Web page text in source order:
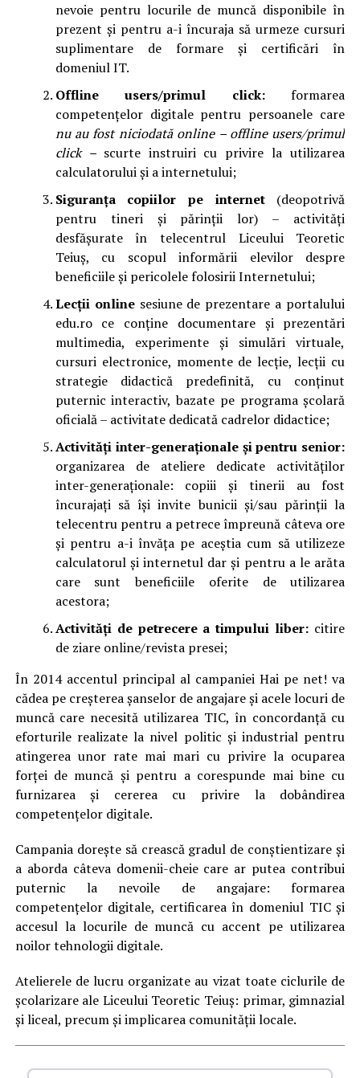
nevoie pentru locurile de muncă disponibile în
prezent și pentru a-i încuraja să urmeze cursuri
suplimentare de formare și certificări în
domeniul IT.
Offline users/primul click:formarea
competențelor digitale pentru persoanele care
nu au fost niciodată online – offline users/primul
click – scurte instruiri cu privire la utilizarea
calculatorului și a internetului;
Siguranţa copiilor pe internet(deopotrivă
pentru tineri şi părinţii lor) – activități
desfășurateîn telecentrul Liceului Teoretic
Teiuș, cu scopul informării elevilor despre
beneficiile și pericolele folosirii Internetului;
Lecții online sesiune de prezentare a portalului
edu.ro ce conţine documentare şi prezentări
multimedia, experimente şi simulări virtuale,
cursuri electronice, momente de lecţie, lecţii cu
strategie didactică predefinită, cu conţinut
puternic interactiv, bazate pe programa şcolară
oficială – activitate dedicată cadrelor didactice;
Activități inter-generaționale și pentru senior:
organizarea de ateliere dedicate activităților
inter-generaționale: copiii și tinerii au fost
încurajați să își invite bunicii și/sau părinții la
telecentru pentru a petrece împreună câteva ore
și pentru a-i învăța pe aceștia cum să utilizeze
calculatorul și internetul dar și pentru a le arăta
care sunt beneficiile oferite de utilizarea
acestora;
Activități de petrecere a timpului liber: citire
de ziare online/revista presei;
În 2014 accentul principal al campaniei Hai pe net! va
cădea pe creșterea șanselor de angajare și acele locuri de
muncă care necesită utilizarea TIC, în concordanță cu
eforturile realizate la nivel politic și industrial pentru
atingerea unor rate mai mari cu privire la ocuparea
forței de muncă și pentru a corespunde mai bine cu
furnizarea și cererea cu privire la dobândirea
competențelor digitale.
Campania dorește să crească gradul de conștientizare și
a aborda câteva domenii-cheie care ar putea contribui
puternic la nevoile de angajare: formarea
competențelor digitale, certificarea în domeniul TIC și
accesul la locurile de muncă cu accent pe utilizarea
noilor tehnologii digitale.
Atelierele de lucru organizate au vizat toate ciclurile de
școlarizare ale Liceului Teoretic Teiuș: primar, gimnazial
și liceal, precum și implicarea comunității locale.